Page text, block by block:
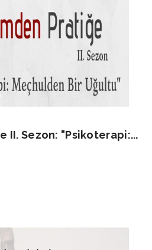
II. Sezon: "Psikoterapi:...